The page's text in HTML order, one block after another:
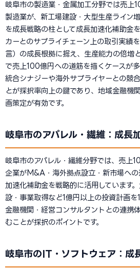
岐阜市の製造業・金属加工分野では売上
製造業が、新工場建設・大型生産ライン
を成長戦略の柱として成長加速化補助金
カーとのサプライチェーン上の取引実績
言）の成長根拠に据え、生産能力の倍増
で売上100億円への道筋を描くケースが
統合シナジーや海外サプライヤーとの競
とが採択率向上の鍵であり、地域金融機
画策定が有効です。
岐阜市のアパレル・繊維：成長
岐阜市のアパレル・繊維分野では、売上
企業がM&A・海外拠点設立・新市場への
加速化補助金を戦略的に活用しています
設・事業取得など1億円以上の投資計画を
金融機関・経営コンサルタントとの連携
むことが採択のポイントです。
岐阜市のIT・ソフトウェア：成